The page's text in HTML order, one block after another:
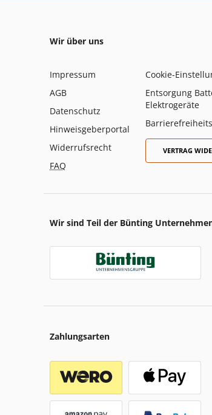
Wir über uns
Impressum
AGB
Datenschutz
Hinweisgeberportal
Widerrufsrecht
FAQ
Cookie-
Entsorgung
Elektrogeräte
VERTRAG
Wir sind Teil der Bünting
Zahlungsarten